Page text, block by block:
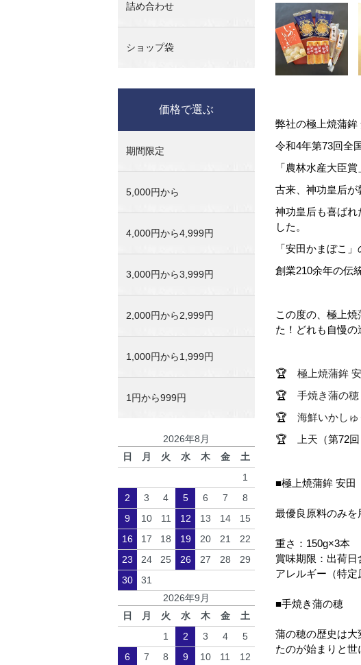
詰め合わせ
ショップ袋
価格で選ぶ
期間限定
5,000円から
4,000円から4,999円
3,000円から3,999円
2,000円から2,999円
1,000円から1,999円
1円から999円
2026年8月
日
月 火 水 木 金
土
1
2
3 4 5 6 7
8
9
10 11 12 13 14
15
16
17 18 19 20 21
22
23
24 25 26 27 28
29
30
31
2026年9月
日
月 火 水 木 金
土
1
2 3 4
5
6
7 8 9 10 11
12
弊社の極上焼蒲鉾
令和4年第73回全
「農林水産大臣
古来、神功皇后が
神功皇后も喜ばれ
した。
「安田かまぼこ
創業210余年の伝
この度の、極上
た！どれも自慢の
🏆 極上焼蒲鉾
🏆 手焼き蒲の穂
🏆 海鮮いかしゅ
🏆
上天 （第72
■極上焼蒲鉾 安田
最優良原料のみを
重さ：150g×3本
賞味期限：出荷日
アレルギー（特
■手焼き蒲の穂
蒲の穂の歴史は
たのが始まりと世